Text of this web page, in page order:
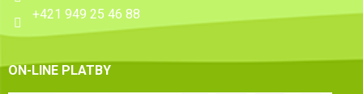
+421 949 25 46 88
ON-LINE PLATBY